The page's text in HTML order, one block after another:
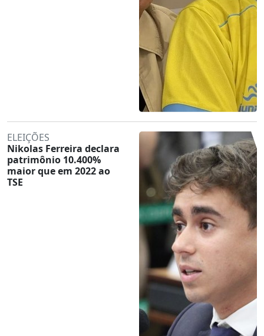
ELEIÇÕES
Nikolas Ferreira declara
patrimônio 10.400%
maior que em 2022 ao
TSE